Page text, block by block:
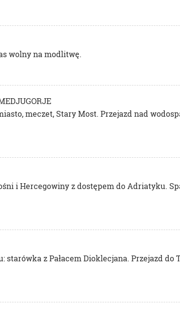
wolny na modlitwę.
meczet, Stary Most. Przejazd nad
i Hercegowiny z dostępem do Adriatyku.
starówka z Pałacem Dioklecjana. Przejazd do